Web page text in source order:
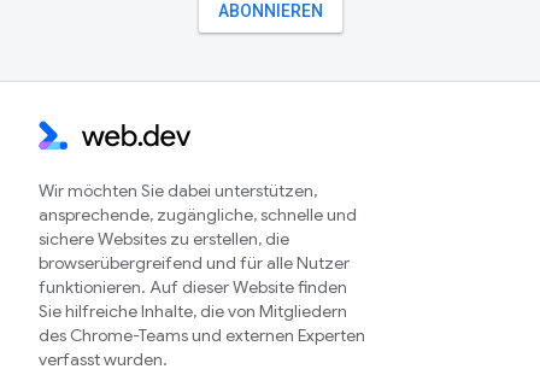
Wir möchten Sie dabei unterstützen,
ansprechende, zugängliche, schnelle und
sichere Websites zu erstellen, die
browserübergreifend und für alle Nutzer
funktionieren. Auf dieser Website finden
Sie hilfreiche Inhalte, die von Mitgliedern
des Chrome-Teams und externen Experten
verfasst wurden.